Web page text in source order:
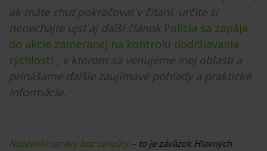
ak máte chuť pokračovať v čítaní, určite si
nenechajte ujsť aj ďalší článok Polícia sa zapája
do akcie zameranej na kontrolu dodržiavania
rýchlosti , v ktorom sa venujeme inej oblasti a
prinášame ďalšie zaujímavé pohľady a praktické
informácie.
Nezávislé správy bez cenzúry– to je záväzok Hlavných